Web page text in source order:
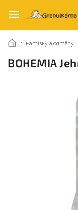
/ Pamlsky a odměny /
BOHEMIA